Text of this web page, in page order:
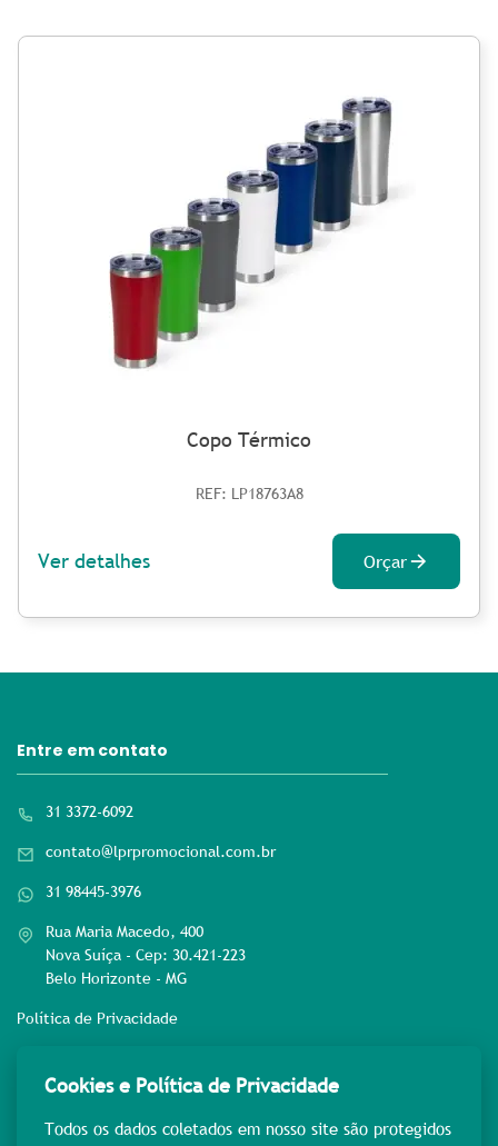
Copo Térmico
REF: LP18763A8
Ver detalhes Orçar
Entre em contato
31 3372-6092
contato@lprpromocional.com.br
31 98445-3976
Rua Maria Macedo, 400
Nova Suíça - Cep: 30.421-223
Belo Horizonte - MG
Política de Privacidade
Rede sociais
Cookies e Política de Privacidade
Todos os dados coletados em nosso site são protegidos